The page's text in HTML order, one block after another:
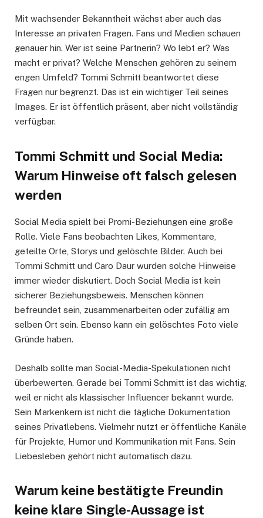
Mit wachsender Bekanntheit wächst aber auch das
Interesse an privaten Fragen. Fans und Medien schauen
genauer hin. Wer ist seine Partnerin? Wo lebt er? Was
macht er privat? Welche Menschen gehören zu seinem
engen Umfeld? Tommi Schmitt beantwortet diese
Fragen nur begrenzt. Das ist ein wichtiger Teil seines
Images. Er ist öffentlich präsent, aber nicht vollständig
verfügbar.
Tommi Schmitt und Social Media:
Warum Hinweise oft falsch gelesen
werden
Social Media spielt bei Promi-Beziehungen eine große
Rolle. Viele Fans beobachten Likes, Kommentare,
geteilte Orte, Storys und gelöschte Bilder. Auch bei
Tommi Schmitt und Caro Daur wurden solche Hinweise
immer wieder diskutiert. Doch Social Media ist kein
sicherer Beziehungsbeweis. Menschen können
befreundet sein, zusammenarbeiten oder zufällig am
selben Ort sein. Ebenso kann ein gelöschtes Foto viele
Gründe haben.
Deshalb sollte man Social-Media-Spekulationen nicht
überbewerten. Gerade bei Tommi Schmitt ist das wichtig,
weil er nicht als klassischer Influencer bekannt wurde.
Sein Markenkern ist nicht die tägliche Dokumentation
seines Privatlebens. Vielmehr nutzt er öffentliche Kanäle
für Projekte, Humor und Kommunikation mit Fans. Sein
Liebesleben gehört nicht automatisch dazu.
Warum keine bestätigte Freundin
keine klare Single-Aussage ist